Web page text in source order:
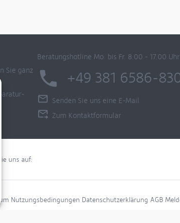
Sie ganz
Beratungshotline Mo. bis Fr. 8.00 - 17.00 Uhr
+49 381 6586-
Senden Sie uns eine E-Mail
Zum Kontaktformular
uns auf:
Nutzungsbedingungen Datenschutzerklärung AGB